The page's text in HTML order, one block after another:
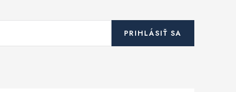
PRIHLÁSIŤ SA